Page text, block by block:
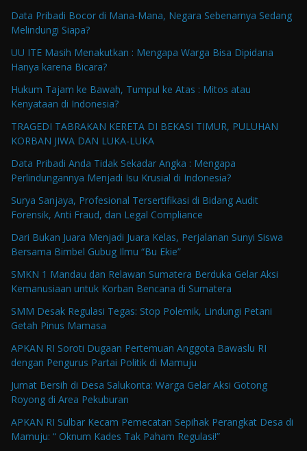
Data Pribadi Bocor di Mana-Mana, Negara Sebenarnya Sedang
Melindungi Siapa?
UU ITE Masih Menakutkan : Mengapa Warga Bisa Dipidana
Hanya karena Bicara?
Hukum Tajam ke Bawah, Tumpul ke Atas : Mitos atau
Kenyataan di Indonesia?
TRAGEDI TABRAKAN KERETA DI BEKASI TIMUR, PULUHAN
KORBAN JIWA DAN LUKA-LUKA
Data Pribadi Anda Tidak Sekadar Angka : Mengapa
Perlindungannya Menjadi Isu Krusial di Indonesia?
Surya Sanjaya, Profesional Tersertifikasi di Bidang Audit
Forensik, Anti Fraud, dan Legal Compliance
Dari Bukan Juara Menjadi Juara Kelas, Perjalanan Sunyi Siswa
Bersama Bimbel Gubug Ilmu “Bu Ekie”
SMKN 1 Mandau dan Relawan Sumatera Berduka Gelar Aksi
Kemanusiaan untuk Korban Bencana di Sumatera
SMM Desak Regulasi Tegas: Stop Polemik, Lindungi Petani
Getah Pinus Mamasa
APKAN RI Soroti Dugaan Pertemuan Anggota Bawaslu RI
dengan Pengurus Partai Politik di Mamuju
Jumat Bersih di Desa Salukonta: Warga Gelar Aksi Gotong
Royong di Area Pekuburan
APKAN RI Sulbar Kecam Pemecatan Sepihak Perangkat Desa di
Mamuju: “ Oknum Kades Tak Paham Regulasi!”